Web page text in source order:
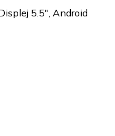
5.5", Android